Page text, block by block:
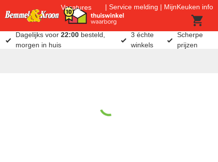
Vacatures Service melding MijnKeuken info
Dagelijks voor22:00 besteld,
morgen in huis
3 échte
winkels
Scherpe
prijzen